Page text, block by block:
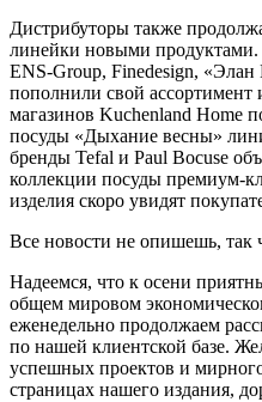
Дистрибуторы также
линейки новыми
ENS-Group, Finedesign, «Элан
пополнили свой
магазинов Kuchenland Home
посуды «Дыхание весны»
бренды Tefal и Paul Bocuse
коллекции посуды премиум-
изделия скоро увидят
Все новости не опишешь, так
Надеемся, что к осени
общем мировом
еженедельно продолжаем
по нашей клиентской базе.
успешных проектов и
страницах нашего издания,